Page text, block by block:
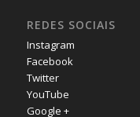
REDES SOCIAIS
Instagram
Facebook
Twitter
YouTube
Google +